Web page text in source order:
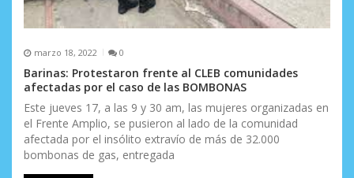
marzo 18, 2022 0
Barinas: Protestaron frente al CLEB comunidades
afectadas por el caso de las BOMBONAS
Este jueves 17, a las 9 y 30 am, las mujeres organizadas en
el Frente Amplio, se pusieron al lado de la comunidad
afectada por el insólito extravío de más de 32.000
bombonas de gas, entregada